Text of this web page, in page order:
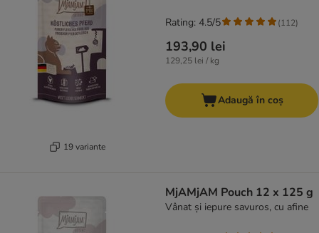
19 variante
193,90 lei
129,25 lei / kg
Rating: 4.5/5 (112)
Adaugă în coș
MjAMjAM Pouch 12 x 125 g
Vânat și iepure savuros, cu afine